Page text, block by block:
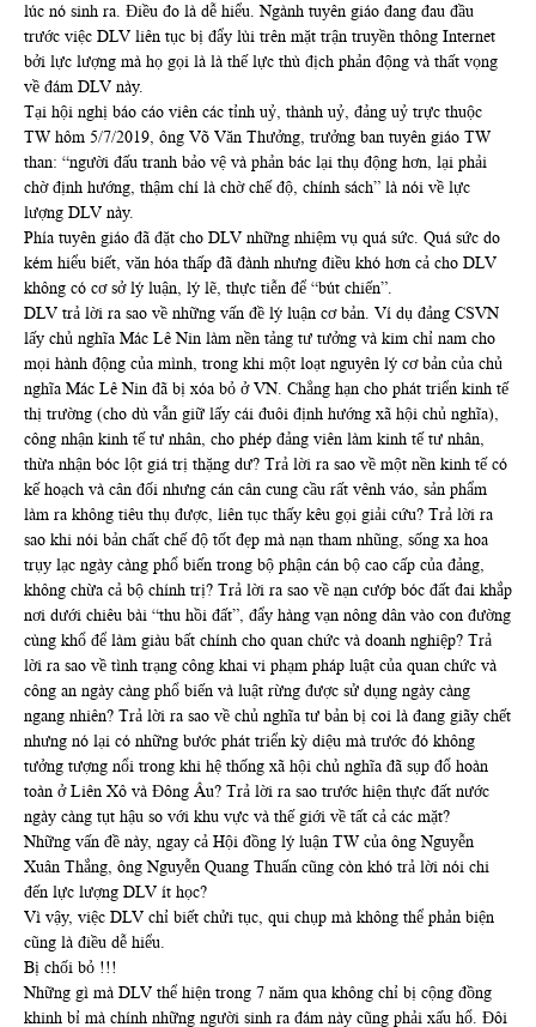
lúc nó sinh ra. Điều đo là dễ hiểu. Ngành tuyên giáo đang đau đầu
trước việc DLV liên tục bị đẩy lùi trên mặt trận truyền thông Internet
bởi lực lượng mà họ gọi là là thế lực thù địch phản động và thất vọng
về đám DLV này.
Tại hội nghị báo cáo viên các tỉnh uỷ, thành uỷ, đảng uỷ trực thuộc
TW hôm 5/7/2019, ông Võ Văn Thưởng, trưởng ban tuyên giáo TW
than: “người đấu tranh bảo vệ và phản bác lại thụ động hơn, lại phải
chờ định hướng, thậm chí là chờ chế độ, chính sách” là nói về lực
lượng DLV này.
Phía tuyên giáo đã đặt cho DLV những nhiệm vụ quá sức. Quá sức do
kém hiểu biết, văn hóa thấp đã đành nhưng điều khó hơn cả cho DLV
không có cơ sở lý luận, lý lẽ, thực tiễn để “bút chiến”.
DLV trả lời ra sao về những vấn đề lý luận cơ bản. Ví dụ đảng CSVN
lấy chủ nghĩa Mác Lê Nin làm nền tảng tư tưởng và kim chỉ nam cho
mọi hành động của mình, trong khi một loạt nguyên lý cơ bản của chủ
nghĩa Mác Lê Nin đã bị xóa bỏ ở VN. Chẳng hạn cho phát triển kinh tế
thị trường (cho dù vẫn giữ lấy cái đuôi định hướng xã hội chủ nghĩa),
công nhận kinh tế tư nhân, cho phép đảng viên làm kinh tế tư nhân,
thừa nhận bóc lột giá trị thặng dư? Trả lời ra sao về một nền kinh tế có
kế hoạch và cân đối nhưng cán cân cung cầu rất vênh váo, sản phẩm
làm ra không tiêu thụ được, liên tục thấy kêu gọi giải cứu? Trả lời ra
sao khi nói bản chất chế độ tốt đẹp mà nạn tham nhũng, sống xa hoa
trụy lạc ngày càng phổ biến trong bộ phận cán bộ cao cấp của đảng,
không chừa cả bộ chính trị? Trả lời ra sao về nạn cướp bóc đất đai khắp
nơi dưới chiêu bài “thu hồi đất”, đẩy hàng vạn nông dân vào con đường
cùng khổ để làm giàu bất chính cho quan chức và doanh nghiệp? Trả
lời ra sao về tình trạng công khai vi phạm pháp luật của quan chức và
công an ngày càng phổ biến và luật rừng được sử dụng ngày càng
ngang nhiên? Trả lời ra sao về chủ nghĩa tư bản bị coi là đang giãy chết
nhưng nó lại có những bước phát triển kỳ diệu mà trước đó không
tưởng tượng nổi trong khi hệ thống xã hội chủ nghĩa đã sụp đổ hoàn
toàn ở Liên Xô và Đông Âu? Trả lời ra sao trước hiện thực đất nước
ngày càng tụt hậu so với khu vực và thế giới về tất cả các mặt?
Những vấn đề này, ngay cả Hội đồng lý luận TW của ông Nguyễn
Xuân Thắng, ông Nguyễn Quang Thuấn cũng còn khó trả lời nói chi
đến lực lượng DLV ít học?
Vì vậy, việc DLV chỉ biết chửi tục, qui chụp mà không thể phản biện
cũng là điều dễ hiểu.
Bị chối bỏ !!!
Những gì mà DLV thể hiện trong 7 năm qua không chỉ bị cộng đồng
khinh bỉ mà chính những người sinh ra đám này cũng phải xấu hổ. Đôi